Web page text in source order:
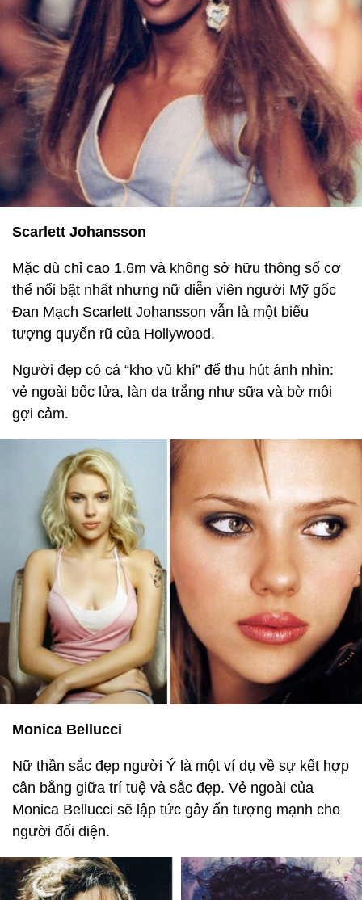
Scarlett Johansson
Mặc dù chỉ cao 1.6m và không sở hữu thông số cơ
thể nổi bật nhất nhưng nữ diễn viên người Mỹ gốc
Đan Mạch Scarlett Johansson vẫn là một biểu
tượng quyến rũ của Hollywood.
Người đẹp có cả “kho vũ khí” để thu hút ánh nhìn:
vẻ ngoài bốc lửa, làn da trắng như sữa và bờ môi
gợi cảm.
Monica Bellucci
Nữ thần sắc đẹp người Ý là một ví dụ về sự kết hợp
cân bằng giữa trí tuệ và sắc đẹp. Vẻ ngoài của
Monica Bellucci sẽ lập tức gây ấn tượng mạnh cho
người đối diện.